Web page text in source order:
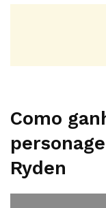
Como
Ryden